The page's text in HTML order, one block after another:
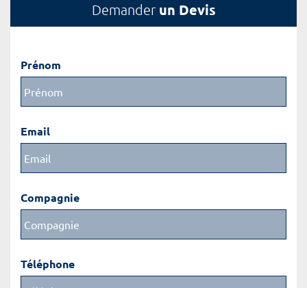
Demander un Devis
Prénom
Email
Compagnie
Téléphone